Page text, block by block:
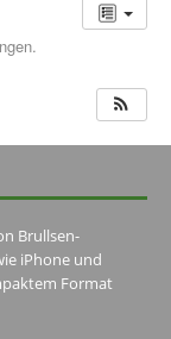
Brullsen-
iPhone und
Format